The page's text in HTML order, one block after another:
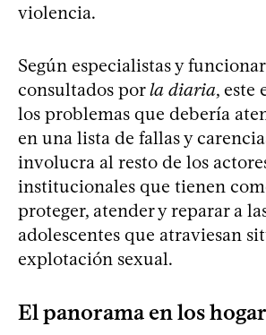
violencia.
Según especialistas y
consultados porla diaria, este
los problemas que debería
en una lista de fallas y
involucra al resto de los
institucionales que tienen
proteger, atender y reparar a
adolescentes que atraviesan
explotación sexual.
El panorama en los